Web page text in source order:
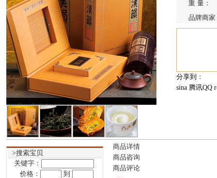
重 量：
品牌商家
分享到 ：
sina 腾讯QQ
>搜索宝贝
关键字：
价格：
到
商品详情
商品咨询
商品评论